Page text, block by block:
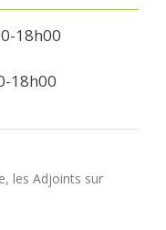
18h00
18h00
les Adjoints sur